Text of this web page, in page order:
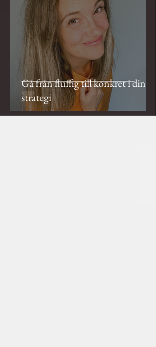
Gå från fluffig till konkret i din
strategi